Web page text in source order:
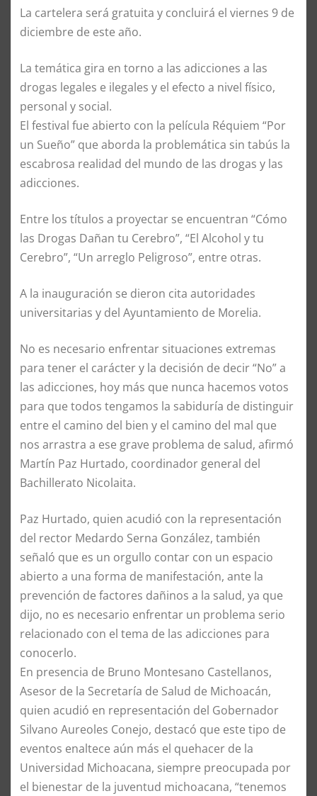
La cartelera será gratuita y concluirá el viernes 9 de
diciembre de este año.
La temática gira en torno a las adicciones a las
drogas legales e ilegales y el efecto a nivel físico,
personal y social.
El festival fue abierto con la película Réquiem “Por
un Sueño” que aborda la problemática sin tabús la
escabrosa realidad del mundo de las drogas y las
adicciones.
Entre los títulos a proyectar se encuentran “Cómo
las Drogas Dañan tu Cerebro”, “El Alcohol y tu
Cerebro”, “Un arreglo Peligroso”, entre otras.
A la inauguración se dieron cita autoridades
universitarias y del Ayuntamiento de Morelia.
No es necesario enfrentar situaciones extremas
para tener el carácter y la decisión de decir “No” a
las adicciones, hoy más que nunca hacemos votos
para que todos tengamos la sabiduría de distinguir
entre el camino del bien y el camino del mal que
nos arrastra a ese grave problema de salud, afirmó
Martín Paz Hurtado, coordinador general del
Bachillerato Nicolaita.
Paz Hurtado, quien acudió con la representación
del rector Medardo Serna González, también
señaló que es un orgullo contar con un espacio
abierto a una forma de manifestación, ante la
prevención de factores dañinos a la salud, ya que
dijo, no es necesario enfrentar un problema serio
relacionado con el tema de las adicciones para
conocerlo.
En presencia de Bruno Montesano Castellanos,
Asesor de la Secretaría de Salud de Michoacán,
quien acudió en representación del Gobernador
Silvano Aureoles Conejo, destacó que este tipo de
eventos enaltece aún más el quehacer de la
Universidad Michoacana, siempre preocupada por
el bienestar de la juventud michoacana, “tenemos